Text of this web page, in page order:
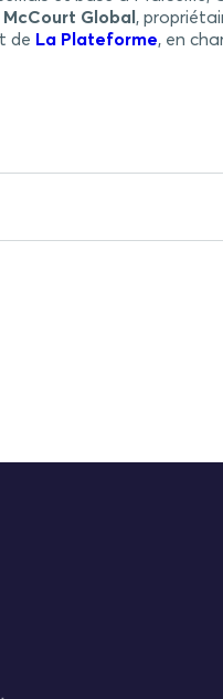
McCourt Global ,
de La Plateforme, en